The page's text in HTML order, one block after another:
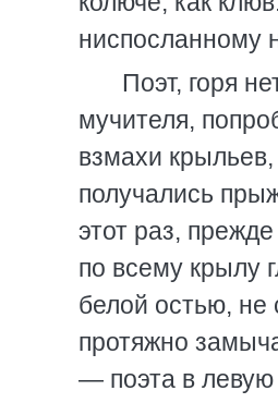
ниспосланному
Поэт, горя
мучителя,
взмахи
получались
этот раз,
по всему крылу
белой остью, не
протяжно
— поэта в левую